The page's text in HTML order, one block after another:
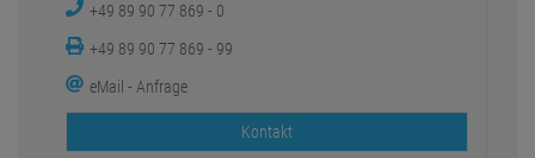
+49 89 90 77 869 - 0
+49 89 90 77 869 - 99
eMail - Anfrage
Kontakt